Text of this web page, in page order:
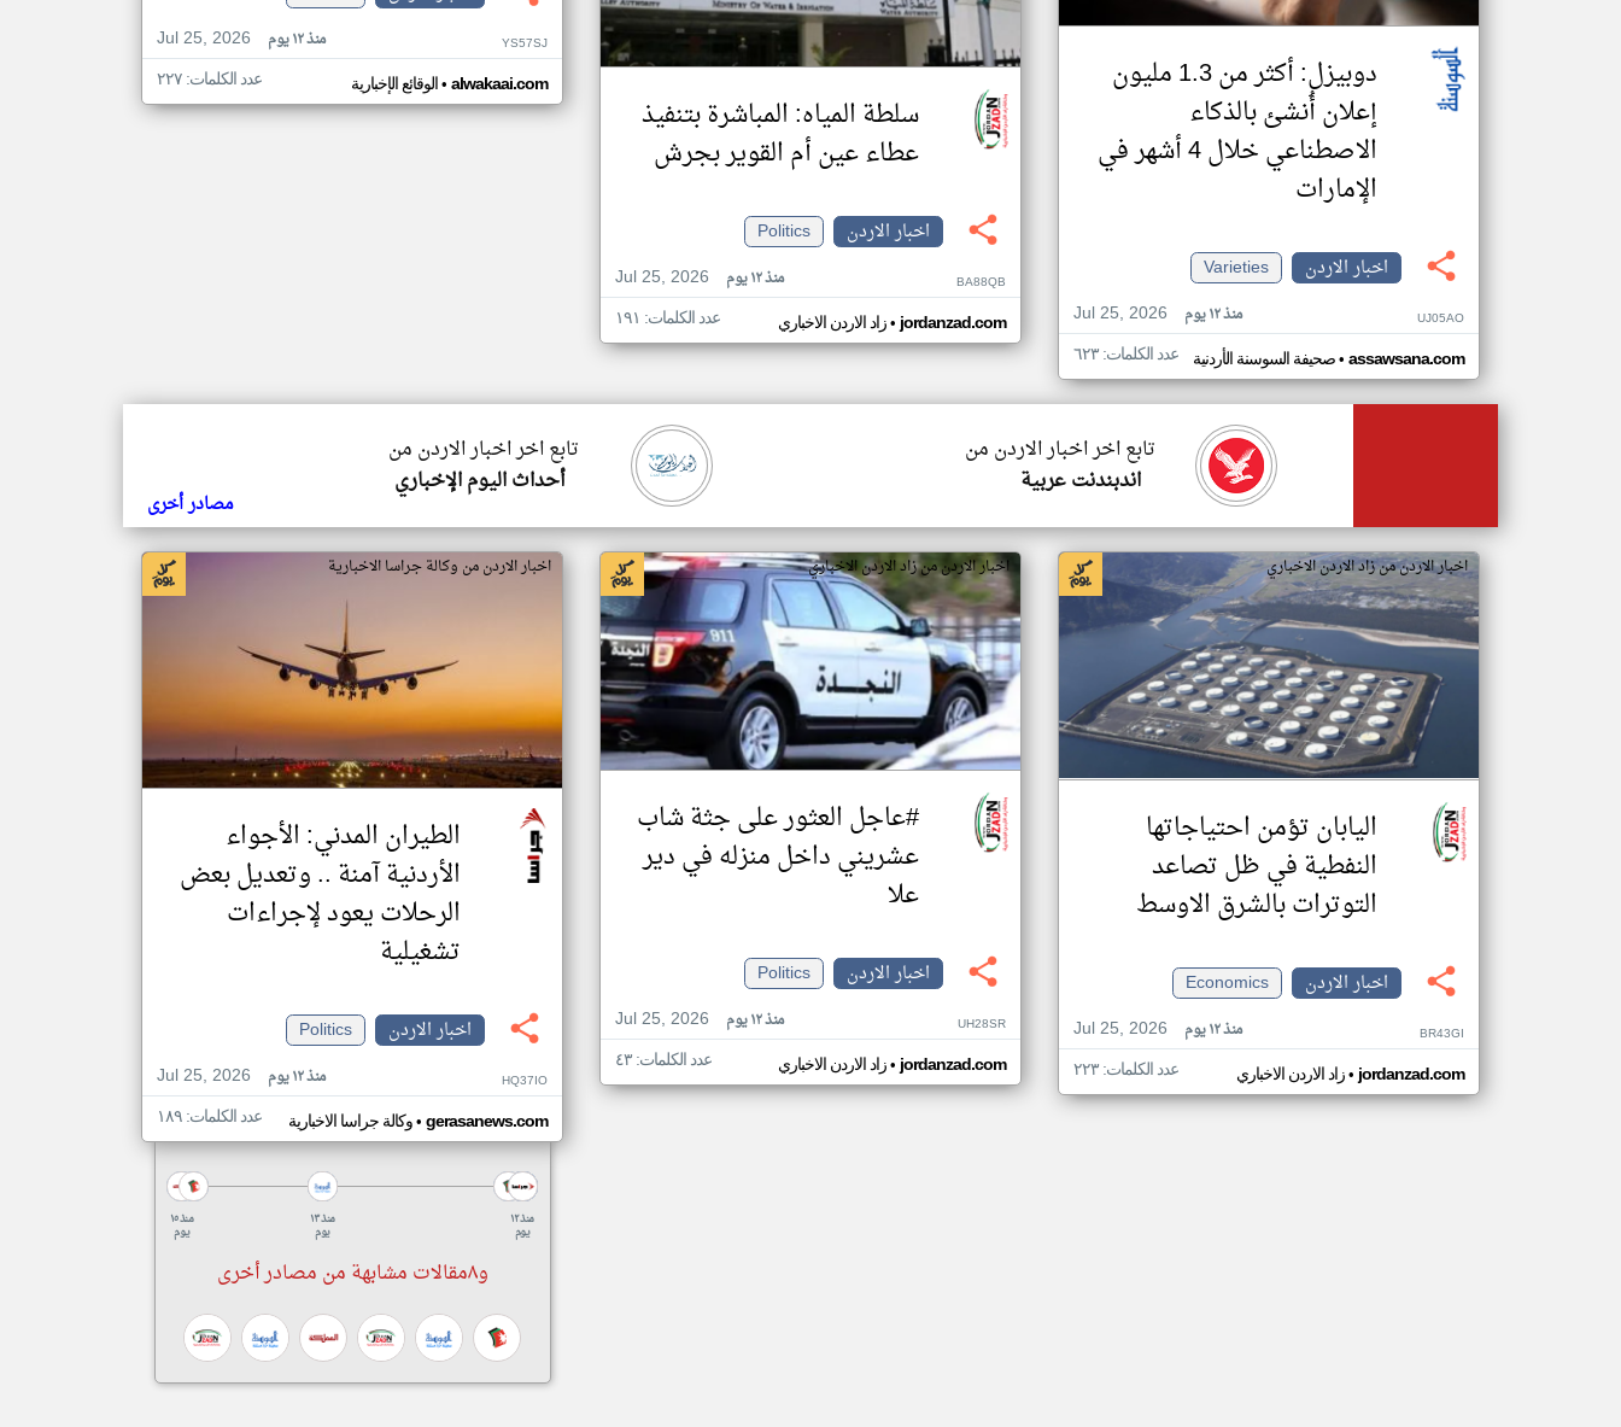
دوبيزل: أكثر من 1.3 مليون
إعلان أُنشئ بالذكاء
الاصطناعي خلال 4 أشهر في
الإمارات
اخبار الاردن
Varieties
Jul 25, 2026
منذ ١٢ يوم UJ05AO
صحيفة السوسنة الأردنية• assawsana.com عدد الكلمات: ٦٢٣
سلطة المياه: المباشرة بتنفيذ
عطاء عين أم القوير بجرش
اخبار الاردن
Politics
Jul 25, 2026
منذ ١٢ يوم BA88QB
زاد الاردن الاخباري•jordanzad.com عدد الكلمات: ١٩١
Jul 25, 2026
منذ ١٢ يوم YS57SJ
الوقائع الإخبارية• alwakaai.com عدد الكلمات: ٢٢٧
تابع اخر اخبار الاردن من
أحداث اليوم الإخباري
تابع اخر اخبار الاردن من
اندبندنت عربية
مصادر أخرى
اخبار الاردن من زاد الاردن الاخباري
اليابان تؤمن احتياجاتها
النفطية في ظل تصاعد
التوترات بالشرق الاوسط
اخبار الاردن
Economics
Jul 25, 2026
منذ ١٢ يوم BR43GI
زاد الاردن الاخباري•jordanzad.com عدد الكلمات: ٢٢٣
اخبار الاردن من زاد الاردن الاخباري
#عاجل العثور على جثة شاب
عشريني داخل منزله في دير
علا
اخبار الاردن
Politics
Jul 25, 2026
منذ ١٢ يوم UH28SR
زاد الاردن الاخباري•jordanzad.com عدد الكلمات: ٤٣
اخبار الاردن من وكالة جراسا الاخبارية
الطيران المدني: الأجواء
الأردنية آمنة .. وتعديل بعض
الرحلات يعود لإجراءات
تشغيلية
اخبار الاردن
Politics
Jul 25, 2026
منذ ١٢ يوم HQ37IO
وكالة جراسا الاخبارية• gerasanews.com عدد الكلمات: ١٨٩
منذ ١٥
يوم
منذ ١٣
يوم
منذ ١٢
يوم
و٨مقالات مشابهة من مصادر أخرى